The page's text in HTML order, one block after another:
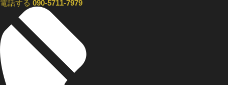
電話する 090-5711-7979